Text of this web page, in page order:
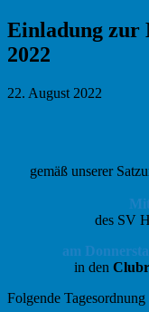
Einladung zur
2022
22. August 2022
gemäß unserer
des SV
am
in den
Folgende Tagesordnung